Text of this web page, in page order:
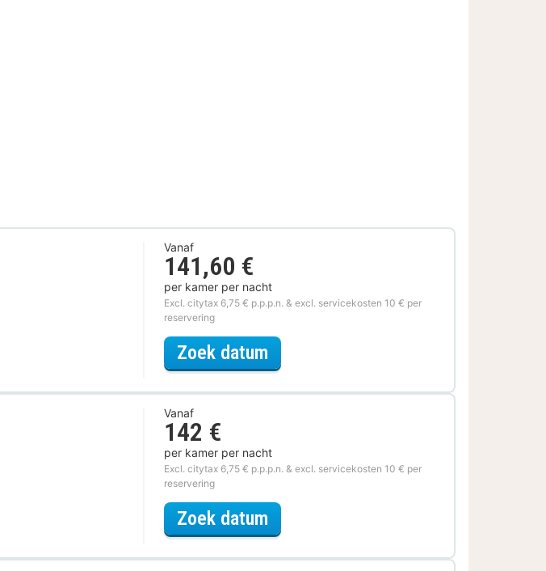
Vanaf
141,60 €
per kamer per nacht
Excl. citytax 6,75 € p.p.p.n. & excl. servicekosten 10 € per
reservering
Zoek datum
Vanaf
142 €
per kamer per nacht
Excl. citytax 6,75 € p.p.p.n. & excl. servicekosten 10 € per
reservering
Zoek datum